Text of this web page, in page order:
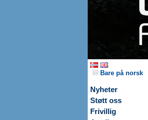
Bare på norsk
Nyheter
Støtt oss
Frivillig